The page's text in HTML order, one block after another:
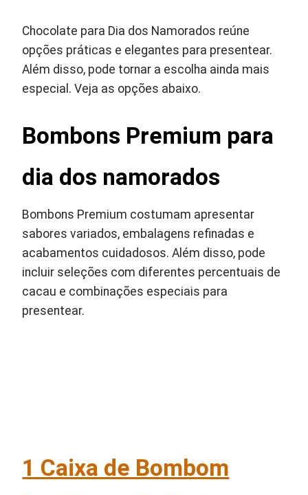
Chocolate para Dia dos Namorados reúne
opções práticas e elegantes para presentear.
Além disso, pode tornar a escolha ainda mais
especial. Veja as opções abaixo.
Bombons Premium para
dia dos namorados
Bombons Premium costumam apresentar
sabores variados, embalagens refinadas e
acabamentos cuidadosos. Além disso, pode
incluir seleções com diferentes percentuais de
cacau e combinações especiais para
presentear.
1 Caixa de Bombom